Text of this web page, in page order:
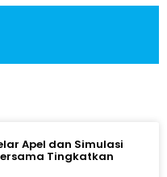
Apel dan Simulasi
Tingkatkan